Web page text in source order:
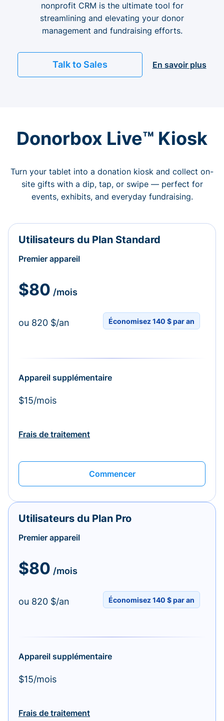
nonprofit CRM is the ultimate tool for
streamlining and elevating your donor
management and fundraising efforts.
Talk to Sales En savoir plus
Donorbox Live™ Kiosk
Turn your tablet into a donation kiosk and collect on-
site gifts with a dip, tap, or swipe — perfect for
events, exhibits, and everyday fundraising.
Utilisateurs du Plan Standard
Premier appareil
$80 /mois
ou 820 $/an Économisez 140 $ par an
Appareil supplémentaire
$15/mois
Frais de traitement
Commencer
Utilisateurs du Plan Pro
Premier appareil
$80 /mois
ou 820 $/an Économisez 140 $ par an
Appareil supplémentaire
$15/mois
Frais de traitement